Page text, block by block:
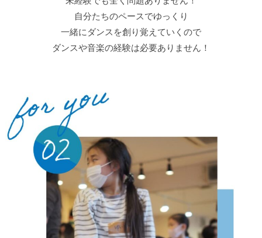
LES WORLDの活動を体験するチャンス！
これまで関わったことがなくても大丈夫です.